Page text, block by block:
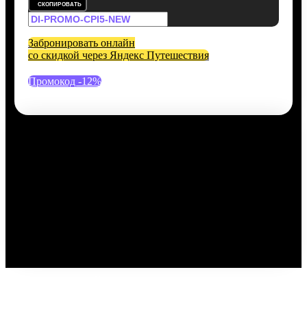
СКОПИРОВАТЬ
Забронировать онлайн
со скидкой через Яндекс Путешествия
Промокод -12%